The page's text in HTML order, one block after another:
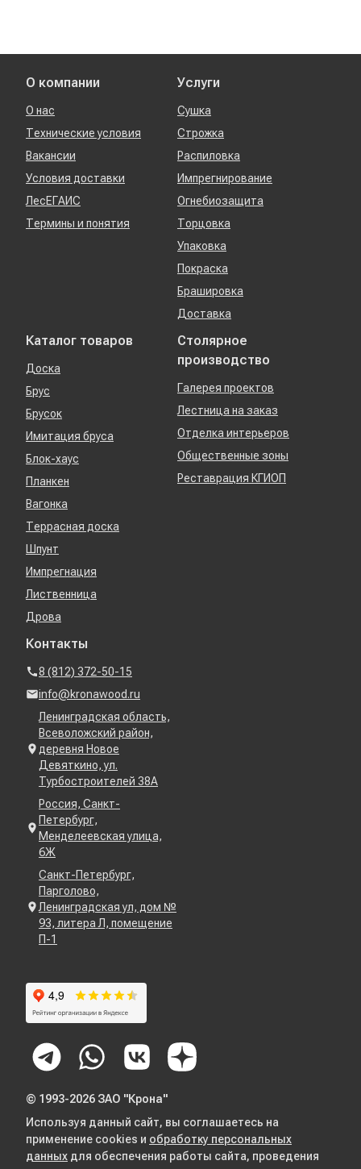
О компании
О нас
Технические условия
Вакансии
Условия доставки
ЛесЕГАИС
Термины и понятия
Услуги
Сушка
Строжка
Распиловка
Импрегнирование
Огнебиозащита
Торцовка
Упаковка
Покраска
Брашировка
Доставка
Каталог товаров
Доска
Брус
Брусок
Имитация бруса
Блок-хаус
Планкен
Вагонка
Террасная доска
Шпунт
Импрегнация
Лиственница
Дрова
Столярное
производство
Галерея проектов
Лестница на заказ
Отделка интерьеров
Общественные зоны
Реставрация КГИОП
Контакты
8 (812) 372-50-15
info@kronawood.ru
Ленинградская область,
Всеволожский район,
деревня Новое
Девяткино, ул.
Турбостроителей 38А
Россия, Санкт-
Петербург,
Менделеевская улица,
6Ж
Санкт-Петербург,
Парголово,
Ленинградская ул, дом №
93, литера Л, помещение
П-1
© 1993-2026 ЗАО "Крона"
Используя данный сайт, вы соглашаетесь на
применение cookies и обработку персональных
данных для обеспечения работы сайта, проведения